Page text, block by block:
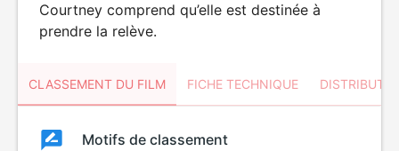
Courtney comprend qu’elle est destinée à
prendre la relève.
CLASSEMENT DU FILM FICHE TECHNIQUE
ClassementClassement
Motifs de classement